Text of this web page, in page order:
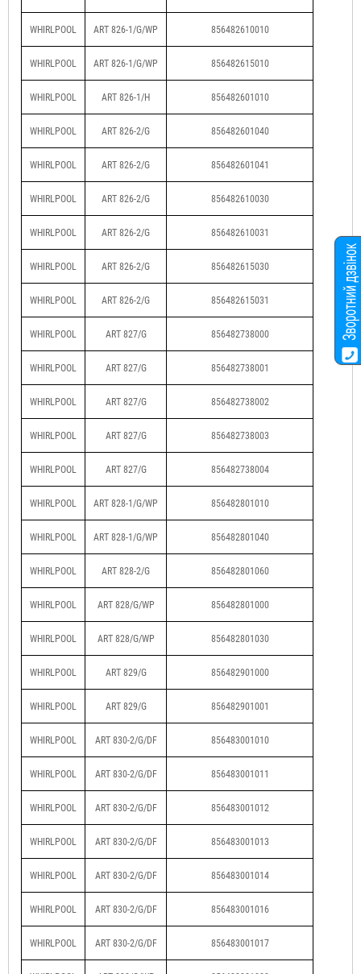
WHIRLPOOL ART 826-1/G/WP 856482610010
WHIRLPOOL ART 826-1/G/WP 856482615010
WHIRLPOOL ART 826-1/H 856482601010
WHIRLPOOL ART 826-2/G 856482601040
WHIRLPOOL ART 826-2/G 856482601041
WHIRLPOOL ART 826-2/G 856482610030
WHIRLPOOL ART 826-2/G 856482610031
WHIRLPOOL ART 826-2/G 856482615030
WHIRLPOOL ART 826-2/G 856482615031
WHIRLPOOL ART 827/G 856482738000
WHIRLPOOL ART 827/G 856482738001
WHIRLPOOL ART 827/G 856482738002
WHIRLPOOL ART 827/G 856482738003
WHIRLPOOL ART 827/G 856482738004
WHIRLPOOL ART 828-1/G/WP 856482801010
WHIRLPOOL ART 828-1/G/WP 856482801040
WHIRLPOOL ART 828-2/G 856482801060
WHIRLPOOL ART 828/G/WP 856482801000
WHIRLPOOL ART 828/G/WP 856482801030
WHIRLPOOL ART 829/G 856482901000
WHIRLPOOL ART 829/G 856482901001
WHIRLPOOL ART 830-2/G/DF 856483001010
WHIRLPOOL ART 830-2/G/DF 856483001011
WHIRLPOOL ART 830-2/G/DF 856483001012
WHIRLPOOL ART 830-2/G/DF 856483001013
WHIRLPOOL ART 830-2/G/DF 856483001014
WHIRLPOOL ART 830-2/G/DF 856483001016
WHIRLPOOL ART 830-2/G/DF 856483001017